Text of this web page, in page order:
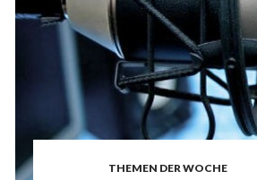
THEMEN DER WOCHE